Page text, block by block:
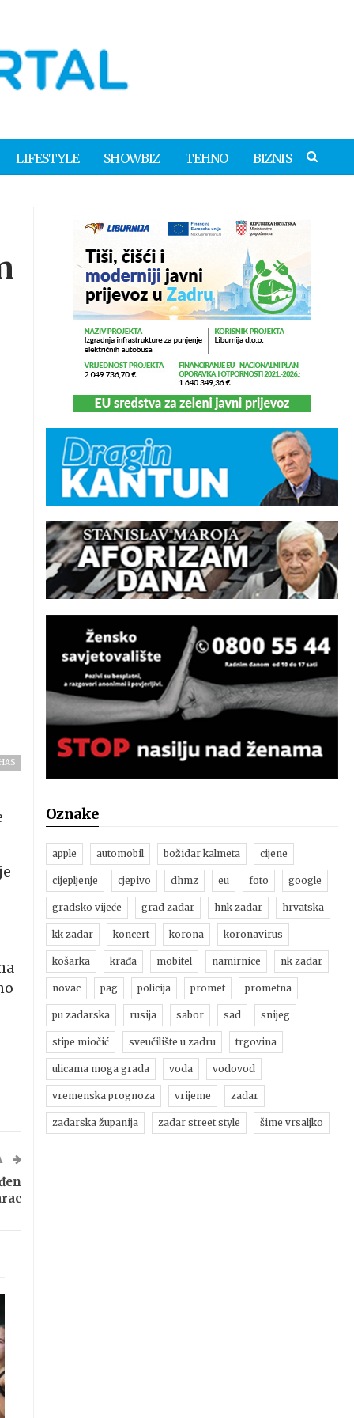
LIFESTYLE SHOWBIZ TEHNO BIZNIS
Oznake
apple automobil božidar kalmeta cijene
cijepljenje cjepivo dhmz eu foto google
gradsko vijeće grad zadar hnk zadar hrvatska
kk zadar koncert korona koronavirus
košarka krađa mobitel namirnice nk zadar
novac pag policija promet prometna
pu zadarska rusija sabor sad snijeg
stipe miočić sveučilište u zadru trgovina
ulicama moga grada voda vodovod
vremenska prognoza vrijeme zadar
zadarska županija zadar street style šime vrsaljko